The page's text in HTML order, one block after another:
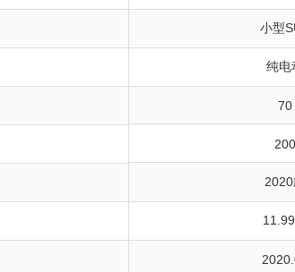
小型
纯电
70
200
2020